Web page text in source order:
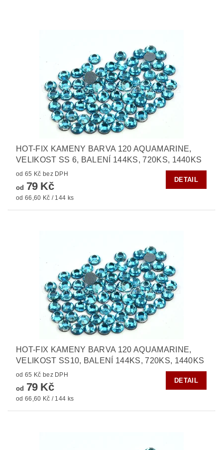
HOT-FIX KAMENY BARVA 120 AQUAMARINE,
VELIKOST SS 6, BALENÍ 144KS, 720KS, 1440KS
od 65 Kč bez DPH
od 79 Kč
od 66,60 Kč / 144 ks
DETAIL
HOT-FIX KAMENY BARVA 120 AQUAMARINE,
VELIKOST SS10, BALENÍ 144KS, 720KS, 1440KS
od 65 Kč bez DPH
od 79 Kč
od 66,60 Kč / 144 ks
DETAIL